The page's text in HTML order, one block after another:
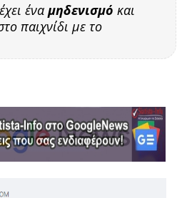
έχει ένα μηδενισμό και
παιχνίδι με το